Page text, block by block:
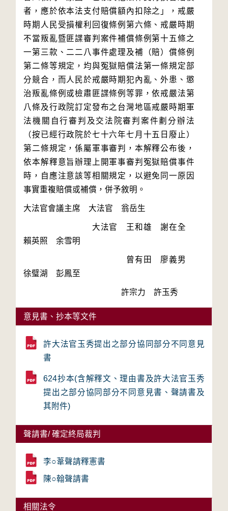
者，應於依本法支付賠償額內扣除之」，戒嚴
時期人民受損權利回復條例第六條、戒嚴時期
不當叛亂暨匪諜審判案件補償條例第十五條之
一第三款、二二八事件處理及補（賠）償條例
第二條等規定，均與冤獄賠償法第一條規定部
分競合，而人民於戒嚴時期犯內亂、外患、懲
治叛亂條例或檢肅匪諜條例等罪，依戒嚴法第
八條及行政院訂定發布之台灣地區戒嚴時期軍
法機關自行審判及交法院審判案件劃分辦法
（按已經行政院於七十六年七月十五日廢止）
第二條規定，係屬軍事審判，本解釋公布後，
依本解釋意旨辦理上開軍事審判冤獄賠償事件
時，自應注意該等相關規定，以避免同一原因
大法官　王和雄　謝在全
曾有田　廖義男
許宗力　許玉秀
意見書、抄本等文件
許大法官玉秀提出之部分協同部分不同意見
書
624抄本(含解釋文、理由書及許大法官玉秀
提出之部分協同部分不同意見書、聲請書及
其附件)
聲請書/ 確定終局裁判
李○葦聲請釋憲書
陳○翰聲請書
相關法令